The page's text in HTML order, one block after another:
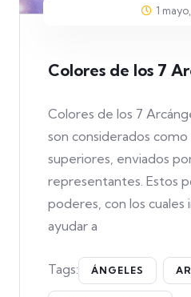
1
Colores de los 7
Colores de los 7
son considerados
superiores, enviados
representantes. Estos
poderes, con los cuales
ayudar a
Tags: ÁNGELES